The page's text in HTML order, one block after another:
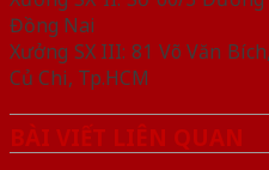
Đồng Nai
Xưởng SX III: 81 Võ Văn
Củ Chi, Tp.HCM
BÀI VIẾT LIÊN QUAN